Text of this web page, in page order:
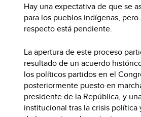
Hay una expectativa de que se
para los pueblos indígenas,
respecto está pendiente.
La apertura de este proceso
resultado de un acuerdo
los políticos partidos en el
posteriormente puesto en
presidente de la República, y
institucional tras la crisis política